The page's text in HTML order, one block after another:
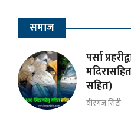
समाज
पर्सा
सहित)
वीरगंज सिटी